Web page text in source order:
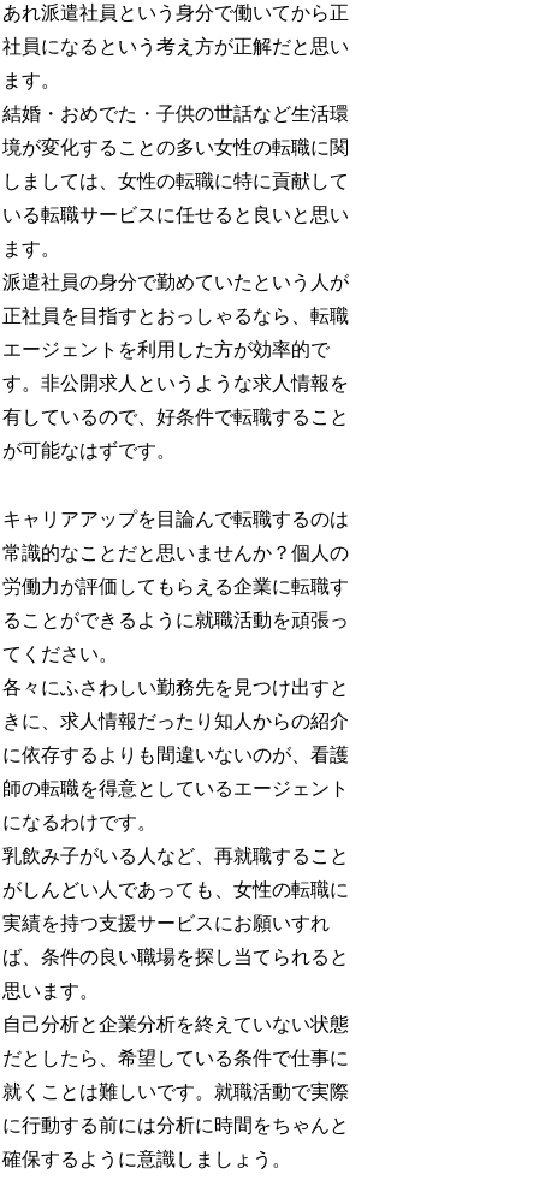
あれ派遣社員という身分で働いてから正
社員になるという考え方が正解だと思い
ます。
結婚・おめでた・子供の世話など生活環
境が変化することの多い女性の転職に関
しましては、女性の転職に特に貢献して
いる転職サービスに任せると良いと思い
ます。
派遣社員の身分で勤めていたという人が
正社員を目指すとおっしゃるなら、転職
エージェントを利用した方が効率的で
す。非公開求人というような求人情報を
有しているので、好条件で転職すること
が可能なはずです。
キャリアアップを目論んで転職するのは
常識的なことだと思いませんか？個人の
労働力が評価してもらえる企業に転職す
ることができるように就職活動を頑張っ
てください。
各々にふさわしい勤務先を見つけ出すと
きに、求人情報だったり知人からの紹介
に依存するよりも間違いないのが、看護
師の転職を得意としているエージェント
になるわけです。
乳飲み子がいる人など、再就職すること
がしんどい人であっても、女性の転職に
実績を持つ支援サービスにお願いすれ
ば、条件の良い職場を探し当てられると
思います。
自己分析と企業分析を終えていない状態
だとしたら、希望している条件で仕事に
就くことは難しいです。就職活動で実際
に行動する前には分析に時間をちゃんと
確保するように意識しましょう。